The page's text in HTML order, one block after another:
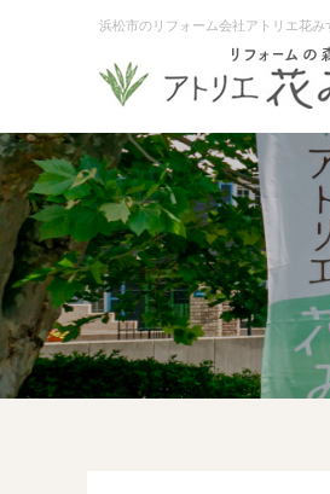
浜松市のリフォーム会社アトリエ花